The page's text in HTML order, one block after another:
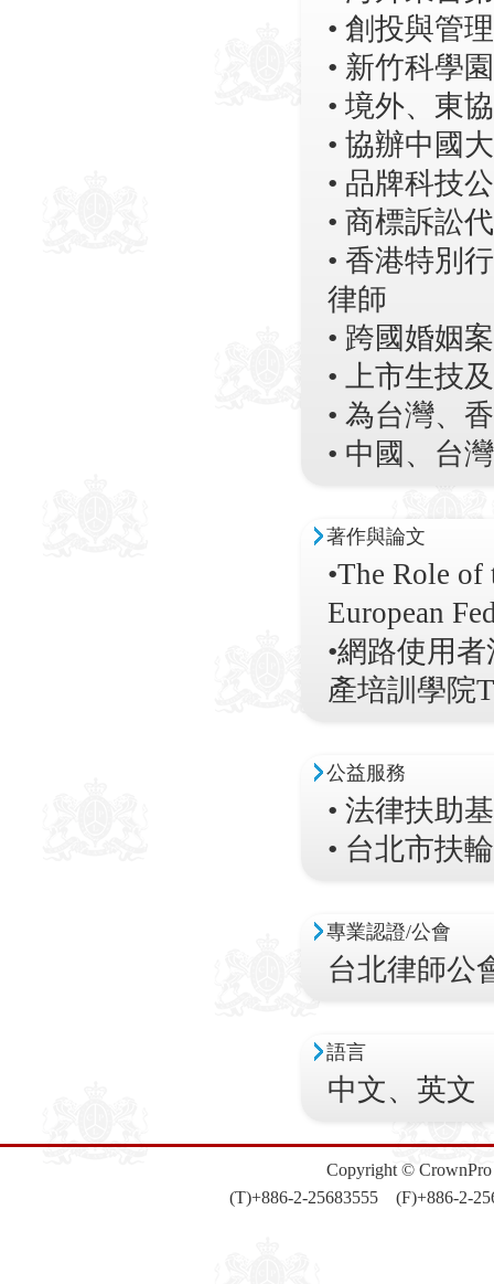
• 創投與管
• 新竹科學
• 境外、東
• 協辦中國
• 品牌科技
• 商標訴訟
• 香港特別
律師
• 跨國婚姻
• 上市生技
• 為台灣、
• 中國、台
著作與論文
•The Role
European
•網路使用
產培訓學院
公益服務
• 法律扶助
• 台北市扶
專業認證/公會
台北律師公
語言
中文、英文
Copyright © CrownPro
(T)+886-2-25683555 (F)+886-